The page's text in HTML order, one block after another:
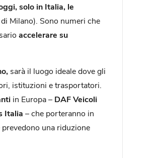
solo in Italia, le
Milano). Sono numeri che
accelerare su
sarà il luogo ideale dove gli
istituzioni e trasportatori.
in Europa – DAF Veicoli
Italia –che porteranno in
una riduzione